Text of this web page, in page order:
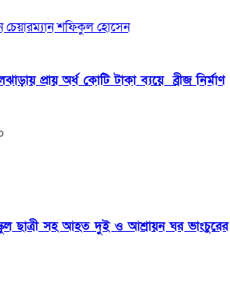
প্রায় অর্ধ কোটি টাকা ব্যয়ে ব্রীজ নির্মাণ
ছাত্রী সহ আহত দুই ও আশ্রায়ন ঘর ভাংচুরের